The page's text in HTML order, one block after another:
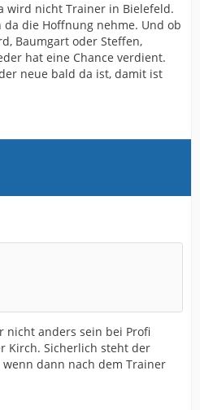
wird nicht Trainer in Bielefeld.
die Hoffnung nehme. Und ob
Baumgart oder Steffen,
hat eine Chance verdient.
neue bald da ist, damit ist
nicht anders sein bei Profi
Kirch. Sicherlich steht der
dann nach dem Trainer